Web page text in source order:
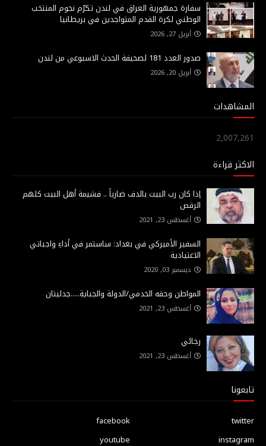
سفارة جمهورية العراق في لندن تكرّم نجوم المنتخب
الوطني لكرة القدم المتواجدين في بريطانيا
أبريل 27, 2026
صدور العدد 181 لصحيفة الحدث الاسبوعي من لندن
أبريل 20, 2026
المشاهدات
2,007,261
الاكثر قراءة
إذا كان رب البيت بالدف ضارباً .. فشيمة أهل البيت كلهم
الرقص
أغسطس 23, 2021
السفير الأميركي في بغداد: ساستمر في أداءِ واجباتي
الاعتيادية
ديسمبر 03, 2020
المواطن وحقه الخدمي/الدولة والجباية.....جدليتان
أغسطس 23, 2021
رجائي
أغسطس 23, 2021
تابعونا
facebook
twitter
youtube
instagram